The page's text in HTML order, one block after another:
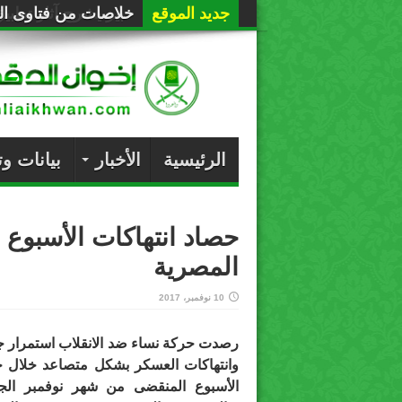
جديد الموقع خلاصات من فتاوى
الرئيسية الأخبار بيانات
حصاد انتهاكات
المصرية
10 نوفمبر، 2017
رصدت حركة نساء ضد الانقلاب استمرار
وانتهاكات العسكر بشكل متصاعد خلال
الأسبوع المنقضى من شهر نوفمبر